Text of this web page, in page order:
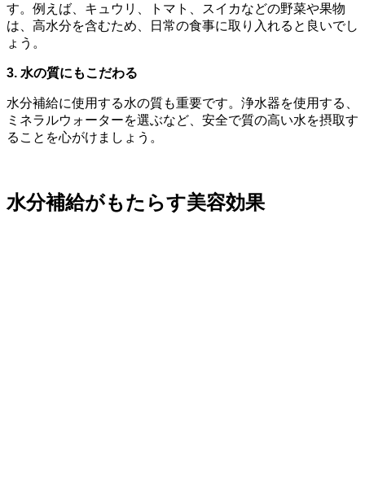
す。例えば、キュウリ、トマト、スイカなどの野菜や果物
は、高水分を含むため、日常の食事に取り入れると良いでし
ょう。
3. 水の質にもこだわる
水分補給に使用する水の質も重要です。浄水器を使用する、
ミネラルウォーターを選ぶなど、安全で質の高い水を摂取す
ることを心がけましょう。
水分補給がもたらす美容効果